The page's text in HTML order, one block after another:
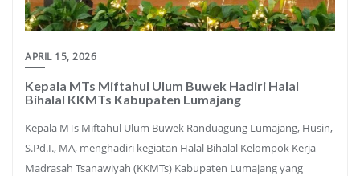
APRIL 15, 2026
Kepala MTs Miftahul Ulum Buwek Hadiri Halal
Bihalal KKMTs Kabupaten Lumajang
Kepala MTs Miftahul Ulum Buwek Randuagung Lumajang, Husin,
S.Pd.I., MA, menghadiri kegiatan Halal Bihalal Kelompok Kerja
Madrasah Tsanawiyah (KKMTs) Kabupaten Lumajang yang